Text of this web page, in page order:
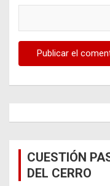
CUESTIÓN
DEL CERRO